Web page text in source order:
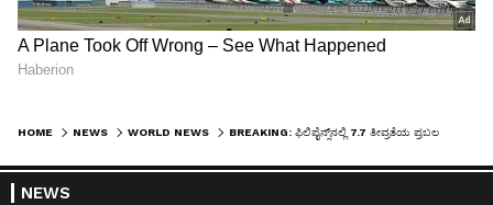
HOME NEWS WORLD NEWS
NEWS